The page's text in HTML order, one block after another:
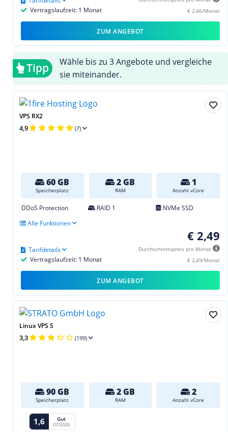
€ 2,46/Monat
Vertragslaufzeit: 1 Monat
ZUM ANGEBOT
Tipp
Wähle bis zu 3 Angebote und vergleiche
sie miteinander.
VPS RX2
4,9 (7)
60 GB
Speicherplatz
2 GB
RAM
1
Anzahl vCore
DDoS Protection RAID 1
NVMe SSD
Alle Funktionen
€ 2,49
Durchschnittspreis pro Monat
€ 2,49/Monat
Vertragslaufzeit: 1 Monat
Tarifdetails
ZUM ANGEBOT
Linux VPS S
3,3 (199)
90 GB
Speicherplatz
2 GB
RAM
2
Anzahl vCore
1,6 Gut
07/2026